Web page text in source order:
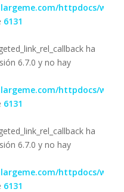
httpdocs/wp-
6131
ha
6.7.0 y no hay
httpdocs/wp-
6131
ha
6.7.0 y no hay
httpdocs/wp-
6131